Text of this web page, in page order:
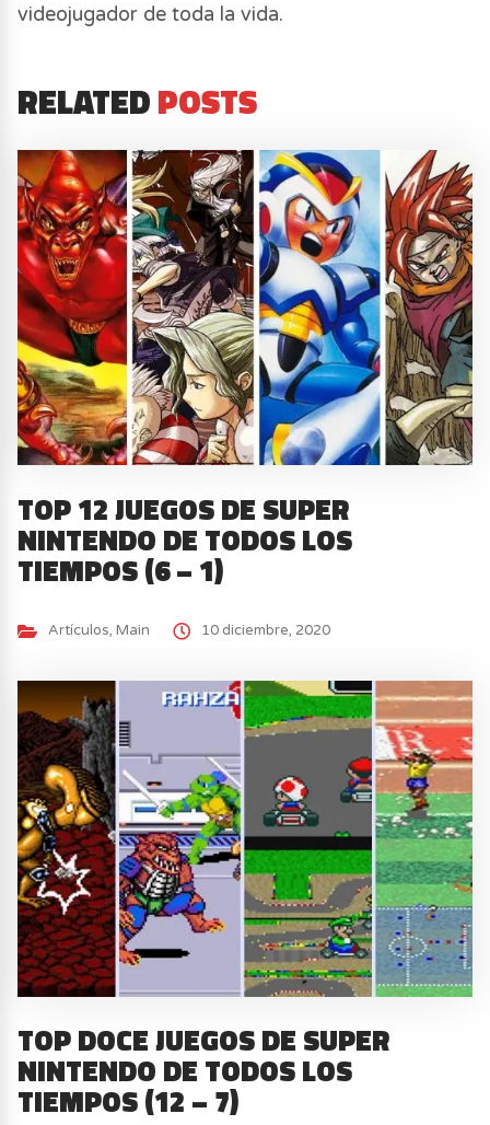
videojugador de toda la vida.
RELATEDPOSTS
TOP 12 JUEGOS DE SUPER
NINTENDO DE TODOS LOS
TIEMPOS (6 – 1)
Artículos, Main 10 diciembre, 2020
TOP DOCE JUEGOS DE SUPER
NINTENDO DE TODOS LOS
TIEMPOS (12 – 7)